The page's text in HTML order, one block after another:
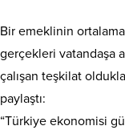
Bir emeklinin
gerçekleri vatandaşa
çalışan teşkilat
paylaştı:
“Türkiye ekonomisi